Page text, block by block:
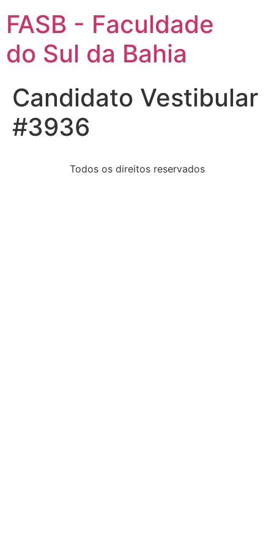
FASB - Faculdade
do Sul da Bahia
Candidato Vestibular
#3936
Todos os direitos reservados